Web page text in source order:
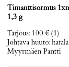
Timanttisormus
1,3 g
Tarjous: 100 € (1)
Johtava huuto:hatala
Myyrmäen Pantti